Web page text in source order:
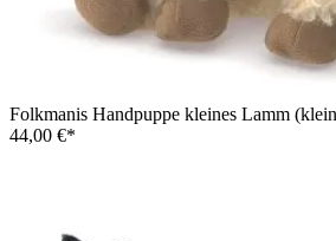
Folkmanis Handpuppe kleines Lamm
44,00 €*